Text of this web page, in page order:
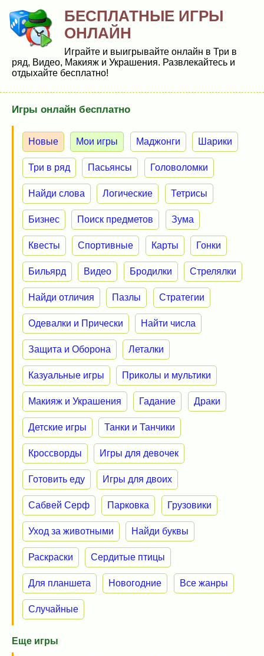
БЕСПЛАТНЫЕ ИГРЫ
ОНЛАЙН
Играйте и выигрывайте онлайн в Три в
ряд, Видео, Макияж и Украшения. Развлекайтесь и
отдыхайте бесплатно!
Игры онлайн бесплатно
Новые Мои игры Маджонги Шарики
Три в ряд Пасьянсы Головоломки
Найди слова Логические Тетрисы
Бизнес Поиск предметов Зума
Квесты Спортивные Карты Гонки
Бильярд Видео Бродилки Стрелялки
Найди отличия Пазлы Стратегии
Одевалки и Прически Найти числа
Защита и Оборона Леталки
Казуальные игры Приколы и мультики
Макияж и Украшения Гадание Драки
Детские игры Танки и Танчики
Кроссворды Игры для девочек
Готовить еду Игры для двоих
Сабвей Серф Парковка Грузовики
Уход за животными Найди буквы
Раскраски Сердитые птицы
Для планшета Новогодние Все жанры
Случайные
Еще игры